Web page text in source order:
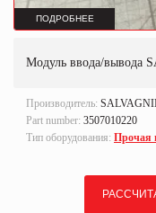
ПОДРОБНЕЕ
Модуль ввода/вывода
Производитель:
Part number: 3507010220
Тип оборудования: Прочая